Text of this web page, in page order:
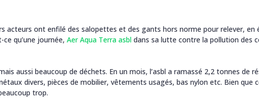
acteurs ont enfilé des salopettes et des gants hors norme pour relever,
ce qu’une journée,Aer Aqua Terra asbl dans sa lutte contre la pollution des
aussi beaucoup de déchets. En un mois, l’asbl a ramassé 2,2 tonnes de
divers, pièces de mobilier, vêtements usagés, bas nylon etc. Bien
trop.